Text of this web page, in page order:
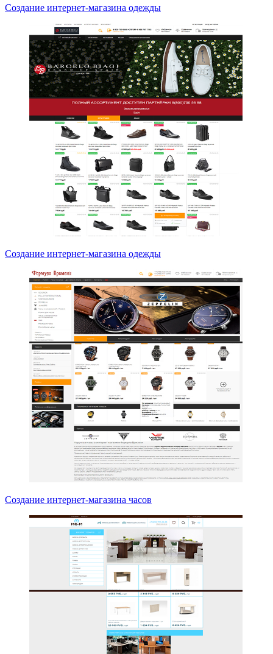
Создание интернет-магазина одежды
Создание интернет-магазина одежды
Создание интернет-магазина часов